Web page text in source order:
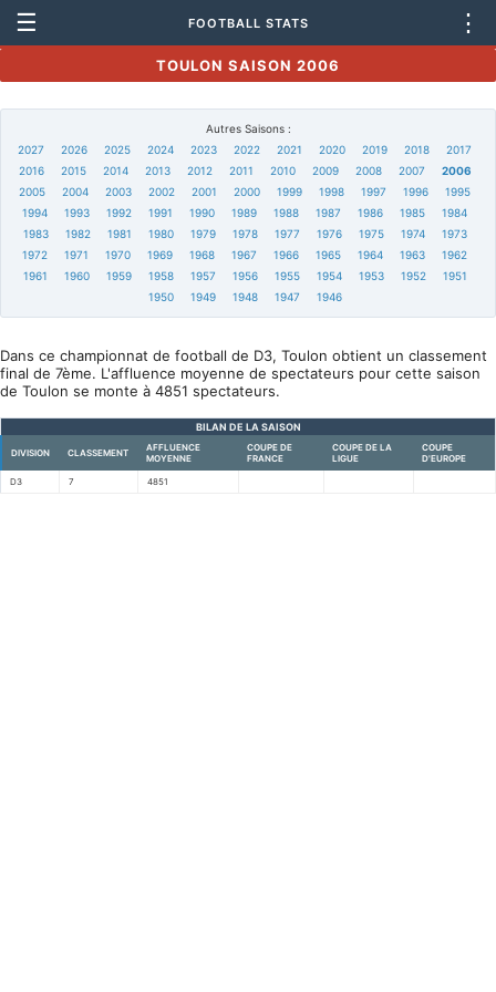
☰ FOOTBALL STATS ⋮
TOULON SAISON 2006
Autres Saisons :
2027
2026 2025 2024 2023 2022 2021 2020 2019 2018
2017
2016
2015 2014 2013 2012 2011 2010 2009 2008 2007
2006
2005
2004 2003 2002 2001 2000 1999 1998 1997 1996
1995
1994
1993 1992 1991 1990 1989 1988 1987 1986 1985
1984
1983
1982 1981 1980 1979 1978 1977 1976 1975 1974
1973
1972
1971 1970 1969 1968 1967 1966 1965 1964 1963
1962
1961
1960 1959 1958 1957 1956 1955 1954 1953 1952
1951
1950
1949 1948 1947 1946
Dans ce championnat de football de D3, Toulon obtient un classement
final de 7ème. L'affluence moyenne de spectateurs pour cette saison
de Toulon se monte à 4851 spectateurs.
BILAN DE LA SAISON
DIVISION CLASSEMENT
AFFLUENCE
MOYENNE
COUPE DE
FRANCE
COUPE DE LA
LIGUE
COUPE
D'EUROPE
D3 7 4851